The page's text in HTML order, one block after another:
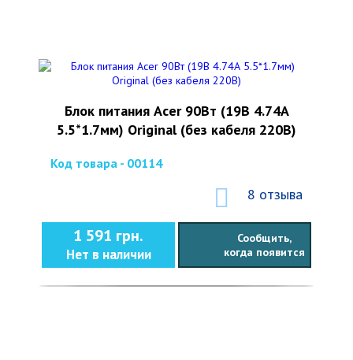
Блок питания Acer 90Вт (19В 4.74А
5.5*1.7мм) Original (без кабеля 220В)
Код товара - 00114
8 отзыва
1 591 грн.
Нет в наличии
Сообщить,
когда появится